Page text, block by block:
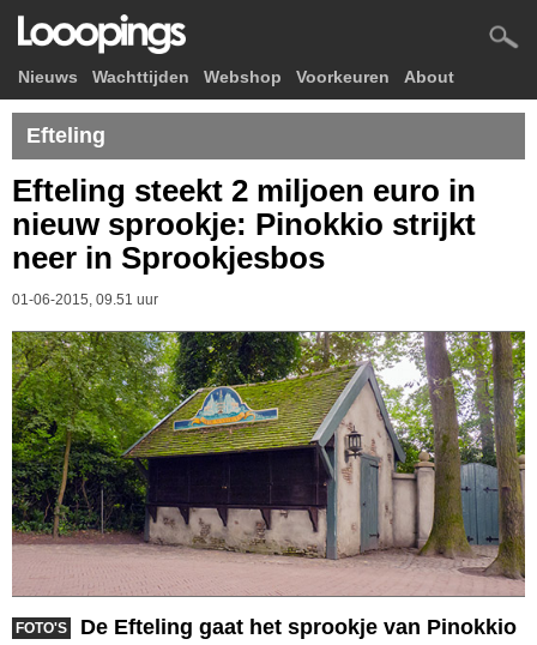
Nieuws Wachttijden Webshop Voorkeuren About
Efteling
Efteling steekt 2 miljoen euro in
nieuw sprookje: Pinokkio strijkt
neer in Sprookjesbos
01-06-2015, 09.51 uur
FOTO'S
De Efteling gaat het sprookje van Pinokkio